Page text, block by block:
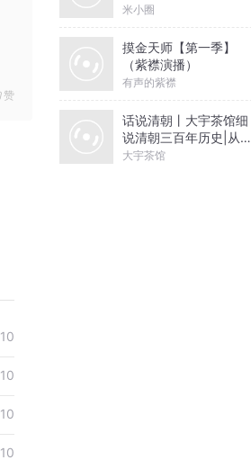
赞
米小圈
摸金天师【第一季】
（紫襟演播）
有声的紫襟
话说清朝丨大宇茶馆细
说清朝三百年历史|从努
尔哈赤到末代皇帝溥仪|
大宇茶馆